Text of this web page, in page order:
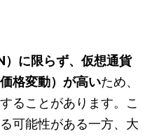
に限らず、仮想通貨
格変動）が高いため、
ることがあります。こ
可能性がある一方、大